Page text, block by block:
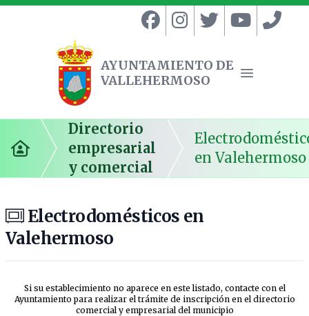
Ayuntamiento de Vallehermoso
AYUNTAMIENTO DE
VALLEHERMOSO
Abrir
Inicio
Directorio
empresarial
y comercial
en Valehermoso
Electrodomésticos en
Valehermoso
Si su establecimiento no aparece en este listado, contacte con el
Ayuntamiento para realizar el trámite de inscripción en el directorio
comercial y empresarial del municipio